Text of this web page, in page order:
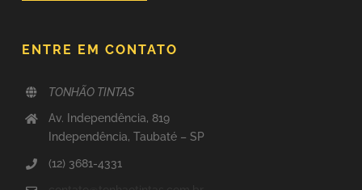
ENTRE EM CONTATO
TONHÃO TINTAS
Av. Independência, 819
Independência, Taubaté – SP
(12) 3681-4331